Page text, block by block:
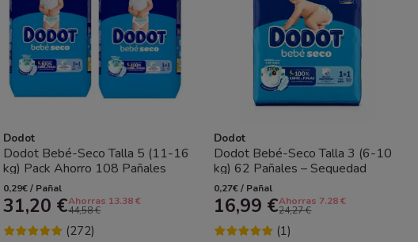
Dodot
Dodot Bebé-Seco Talla 5 (11-16
kg) Pack Ahorro 108 Pañales
(2x54) – Sequedad Duradera y...
0,29€ / Pañal
31,20 €Ahorras 13.38 €
44,58 €
(272)
Dodot
Dodot Bebé-Seco Talla 3 (6-10
kg) 62 Pañales – Sequedad
Duradera y Protección Anti Fugas
0,27€ / Pañal
16,99 €Ahorras 7.28 €
24,27 €
(1)